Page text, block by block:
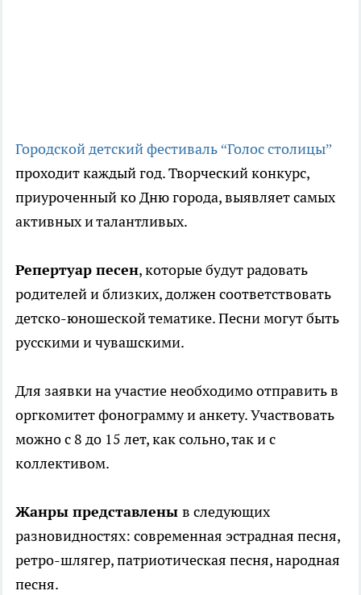
Городской детский фестиваль “Голос столицы”
проходит каждый год. Творческий конкурс,
приуроченный ко Дню города, выявляет самых
активных и талантливых.
Репертуар песен, которые будут радовать
родителей и близких, должен соответствовать
детско-юношеской тематике. Песни могут быть
русскими и чувашскими.
Для заявки на участие необходимо отправить в
оргкомитет фонограмму и анкету. Участвовать
можно с 8 до 15 лет, как сольно, так и с
коллективом.
Жанры представлены в следующих
разновидностях: современная эстрадная песня,
ретро-шлягер, патриотическая песня, народная
песня.